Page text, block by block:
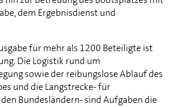
dem Ergebnisdienst und
für mehr als 1200 Beteiligte ist
Die Logistik rund um
sowie der reibungslose Ablauf des
und die Langstrecke- für
Bundesländern- sind Aufgaben die